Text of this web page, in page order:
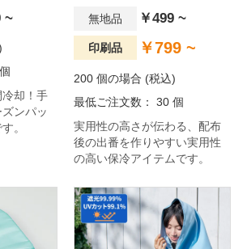
~
却！手
ンパッ
。
無地品 ￥499 ~
印刷品 ￥799 ~
200 個の場合 (税込)
最低ご注文数： 30 個
実用性の高さが伝わる、配布
後の出番を作りやすい実用性
の高い保冷アイテムです。